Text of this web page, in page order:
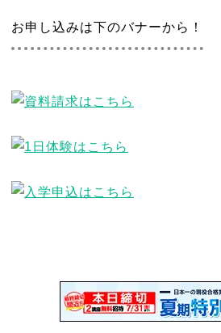
お申し込みは下のバナーから！